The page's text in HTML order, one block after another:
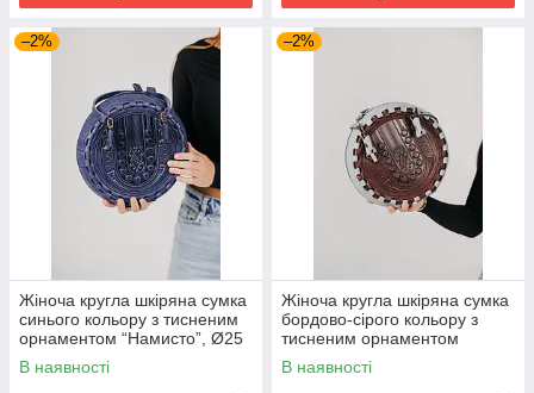
–2%
Жіноча кругла шкіряна сумка
синього кольору з тисненим
орнаментом “Намисто”, Ø25
см
В наявності
–2%
Жіноча кругла шкіряна сумка
бордово-сірого кольору з
тисненим орнаментом
“Намисто”, Ø25 см
В наявності